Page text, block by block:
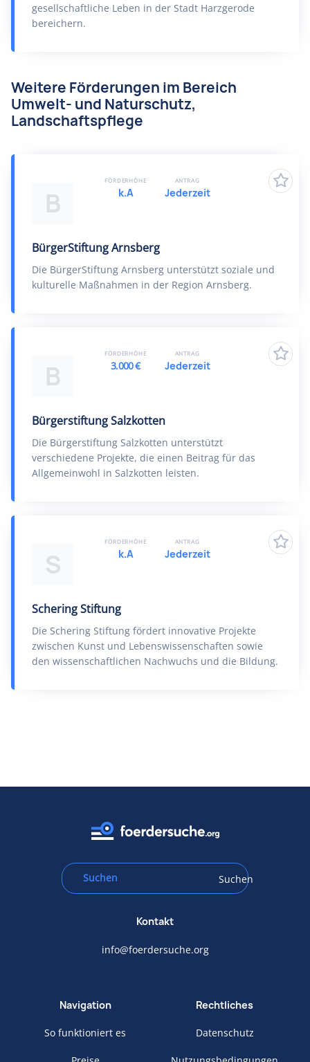
gesellschaftliche Leben in der Stadt Harzgerode
bereichern.
Weitere Förderungen im Bereich
Umwelt- und Naturschutz,
Landschaftspflege
B
BürgerStiftung Arnsberg
Die BürgerStiftung Arnsberg unterstützt soziale und
kulturelle Maßnahmen in der Region Arnsberg.
FÖRDERHÖHE
k.A
ANTRAG
Jederzeit
B
Bürgerstiftung Salzkotten
Die Bürgerstiftung Salzkotten unterstützt
verschiedene Projekte, die einen Beitrag für das
Allgemeinwohl in Salzkotten leisten.
FÖRDERHÖHE
3.000 €
ANTRAG
Jederzeit
S
Schering Stiftung
Die Schering Stiftung fördert innovative Projekte
zwischen Kunst und Lebenswissenschaften sowie
den wissenschaftlichen Nachwuchs und die Bildung.
FÖRDERHÖHE
k.A
ANTRAG
Jederzeit
Suchen
Kontakt
info@foerdersuche.org
Navigation
So funktioniert es
Rechtliches
Datenschutz